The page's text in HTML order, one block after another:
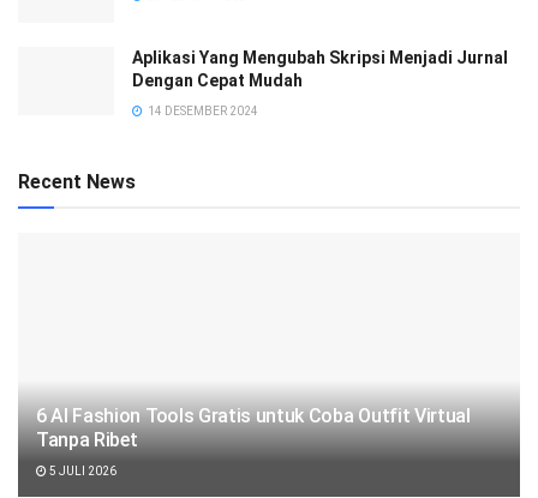
Aplikasi Yang Mengubah Skripsi Menjadi Jurnal
Dengan Cepat Mudah
14 DESEMBER 2024
Recent News
6 AI Fashion Tools Gratis untuk Coba Outfit Virtual
Tanpa Ribet
5 JULI 2026